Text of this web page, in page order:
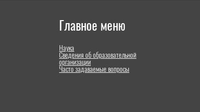
Главное меню
Наука
Сведения об образовательной
организации
Часто задаваемые вопросы